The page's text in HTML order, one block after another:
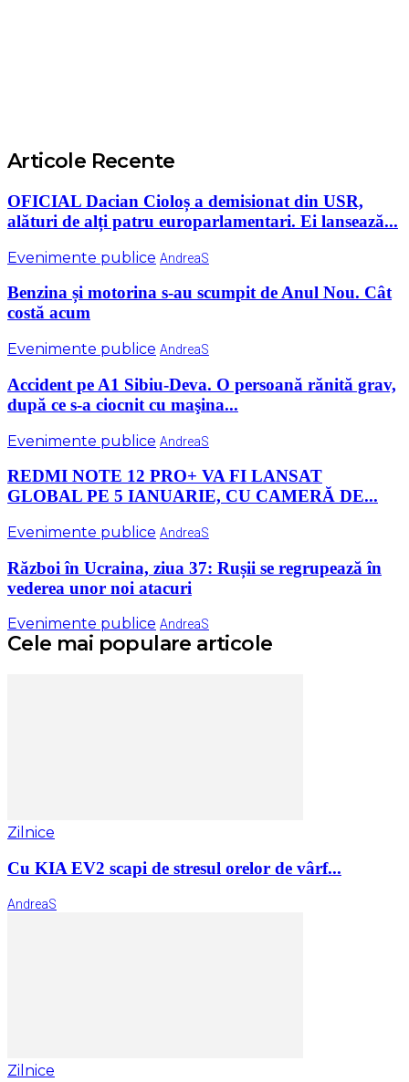
Articole Recente
OFICIAL Dacian Cioloș a demisionat din USR,
alături de alți patru europarlamentari. Ei lansează...
Evenimente publice AndreaS
Benzina și motorina s-au scumpit de Anul Nou. Cât
costă acum
Evenimente publice AndreaS
Accident pe A1 Sibiu-Deva. O persoană rănită grav,
după ce s-a ciocnit cu maşina...
Evenimente publice AndreaS
REDMI NOTE 12 PRO+ VA FI LANSAT
GLOBAL PE 5 IANUARIE, CU CAMERĂ DE...
Evenimente publice AndreaS
Război în Ucraina, ziua 37: Rușii se regrupează în
vederea unor noi atacuri
Evenimente publice AndreaS
Cele mai populare articole
Zilnice
Cu KIA EV2 scapi de stresul orelor de vârf...
AndreaS
Zilnice